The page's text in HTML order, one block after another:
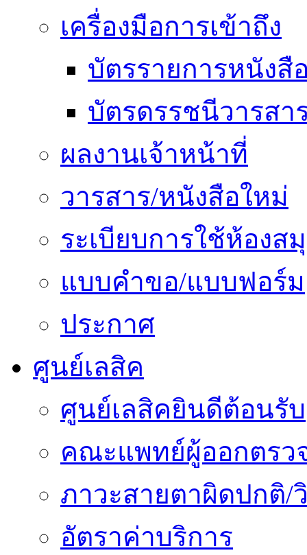
เครื่องมือการเข้าถึง
บัตรรายการหนังสื
บัตรดรรชนีวารสา
ผลงานเจ้าหน้าที่
วารสาร/หนังสือใหม่
ระเบียบการใช้ห้องส
แบบคำขอ/แบบฟอร์ม
ประกาศ
ศูนย์เลสิค
ศูนย์เลสิคยินดีต้อนรับ
คณะแพทย์ผู้ออกตรว
ภาวะสายตาผิดปกติ/
อัตราค่าบริการ